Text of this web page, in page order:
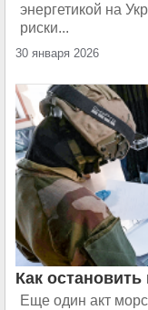
энергетикой на
риски...
30 января 2026
Как
Еще один акт